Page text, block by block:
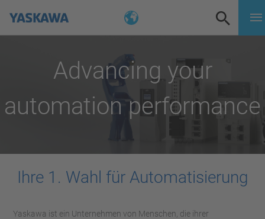
Advancing your
automation performance
Ihre 1. Wahl für Automatisierung
Yaskawa ist ein Unternehmen von Menschen, die ihrer